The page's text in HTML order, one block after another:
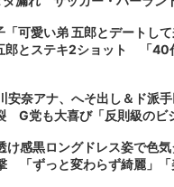
「可愛い弟 五郎とデートし
郎とステキ2ショット 「40
安奈アナ、へそ出し＆ド派
G党も大喜び「反則級のビ
け感黒ロングドレス姿で色
「ずっと変わらず綺麗」「